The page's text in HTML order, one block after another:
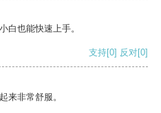
白也能快速上手。
支持[0] 反对[0]
来非常舒服。